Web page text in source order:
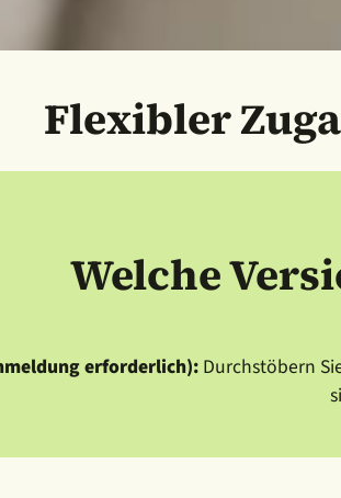
Flexibler
Welche
erforderlich): Durchstöbern